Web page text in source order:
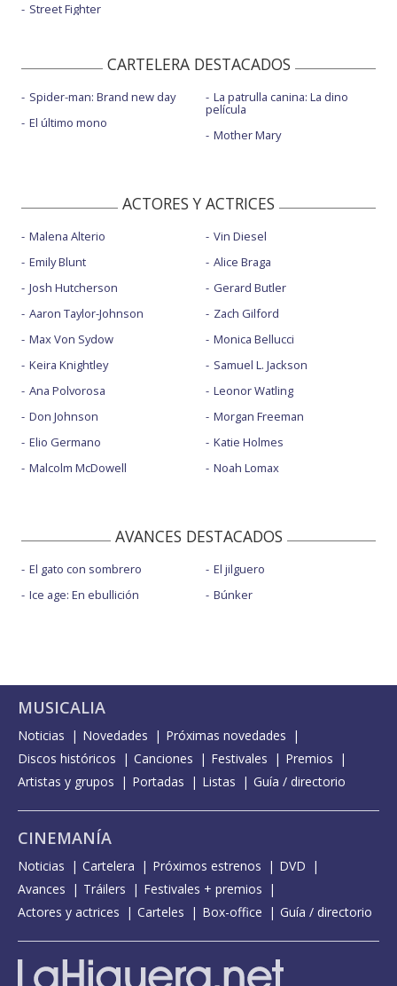
Street Fighter
CARTELERA DESTACADOS
Spider-man: Brand new day
El último mono
La patrulla canina: La dino
película
Mother Mary
ACTORES Y ACTRICES
Malena Alterio
Emily Blunt
Josh Hutcherson
Aaron Taylor-Johnson
Max Von Sydow
Keira Knightley
Ana Polvorosa
Don Johnson
Elio Germano
Malcolm McDowell
Vin Diesel
Alice Braga
Gerard Butler
Zach Gilford
Monica Bellucci
Samuel L. Jackson
Leonor Watling
Morgan Freeman
Katie Holmes
Noah Lomax
AVANCES DESTACADOS
El gato con sombrero
Ice age: En ebullición
El jilguero
Búnker
MUSICALIA
Noticias Novedades
Próximas novedades
Discos históricos
Canciones Festivales
Premios
Artistas y grupos
Portadas Listas Guía / directorio
CINEMANÍA
Noticias Cartelera Próximos estrenos
DVD
Avances
Tráilers
Festivales + premios
Actores y actrices
Carteles Box-office Guía / directorio